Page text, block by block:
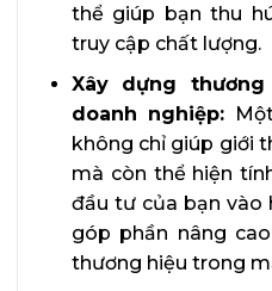
thể giúp bạn thu
truy cập chất lượng.
Xây dựng
doanh nghiệp:
không chỉ giúp giới
mà còn thể hiện
đầu tư của bạn vào
góp phần nâng
thương hiệu trong